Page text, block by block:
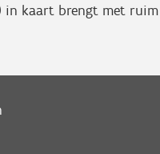
in kaart brengt met ruim